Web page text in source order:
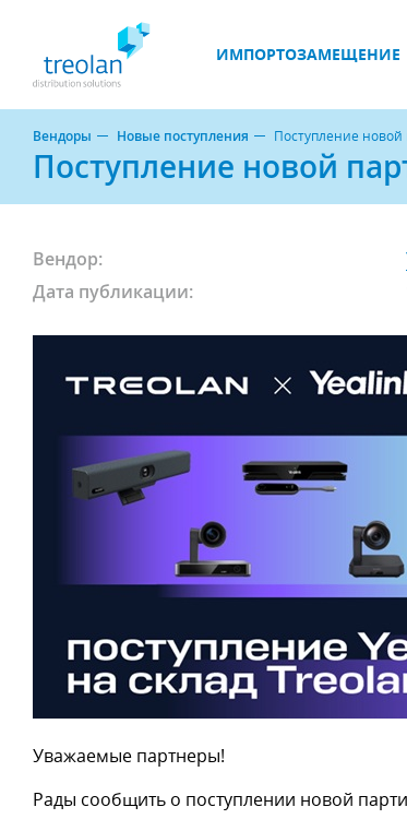
ИМПОРТОЗАМЕЩЕНИЕ
Вендоры Новые поступления Поступление новой
Поступление новой
Вендор:
Дата публикации:
Уважаемые партнеры!
Рады сообщить о поступлении новой